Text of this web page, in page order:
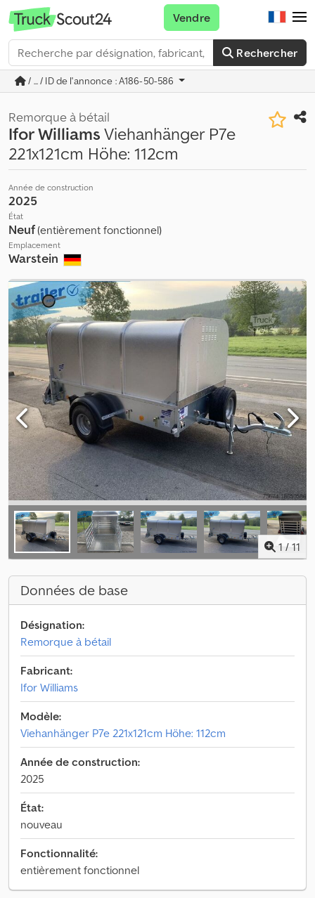
Rechercher
Vendre
/ ... / ID de l'annonce : A186-50-586
Remorque à bétail
Ifor WilliamsViehanhänger P7e
221x121cm Höhe: 112cm
Année de construction
2025
État
Neuf(entièrement fonctionnel)
Emplacement
Warstein
1 / 11
Données de base
Désignation:
Remorque à bétail
Fabricant:
Ifor Williams
Modèle:
Viehanhänger P7e 221x121cm Höhe: 112cm
Année de construction:
2025
État:
nouveau
Fonctionnalité:
entièrement fonctionnel